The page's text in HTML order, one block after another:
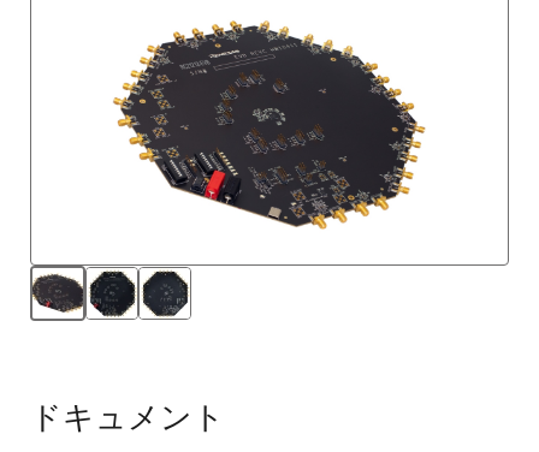
ション選択、およびステータス出力をサポートしま
す。 電圧レベルはジャンパで設定できます。 この
RC21212はISO 9001とAEC-Q100に準拠し、生産部品承
認プロセス(PPAP)をサポートします。
ドキュメント